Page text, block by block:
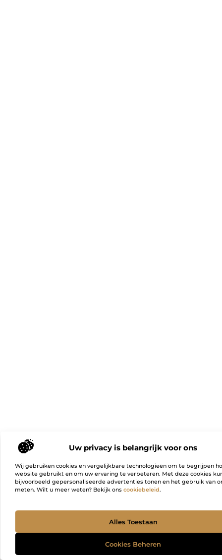
Uw privacy is belangrijk voor ons
Wij gebruiken cookies en vergelijkbare technologieën om te begrijpen
website gebruikt en om uw ervaring te verbeteren. Met deze cookies
bijvoorbeeld gepersonaliseerde advertenties tonen en het gebruik van
meten. Wilt u meer weten? Bekijk ons cookiebeleid.
Alles Toestaan
Cookies Beheren